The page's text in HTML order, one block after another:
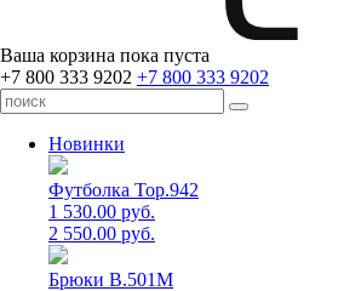
Ваша корзина пока пуста
+7 800 333 9202 +7 800 333 9202
Новинки
Футболка Top.942
1 530.00 руб.
2 550.00 руб.
Брюки B.501M